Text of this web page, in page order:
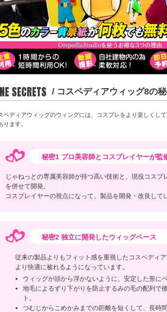
SECRETS / コスペディアウィッグ8の
ペディアウィッグのウィングには、コスプレをより楽しくし
ります。
秘密1 プロ美容師とコスプレイヤーが監
じゃねっとの専属美容師が持つ高い技術と、現役コスプ
を併せて開発。
コスプレイヤーの視点になって、製品を開発・改良して
秘密2 独立に開発したウィッグベース
従来の製品よりもフィット感を重視したコスペディア
より快適に被れるようになっています。
ウィッグが頭から浮かないように、安定した形に
地毛によるずり下がりを防止するみの毛の配列で
ト。
つむじからこめかみまでの距離を短くして、長時